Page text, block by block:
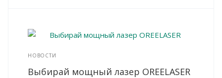
НОВОСТИ
Выбирай мощный лазер OREELASER